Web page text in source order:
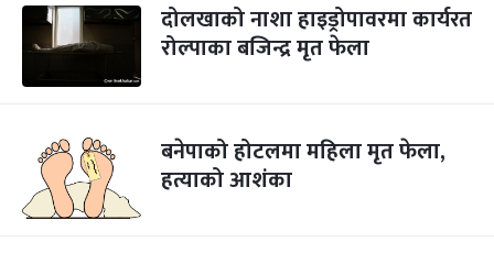
दोलखाको नाशा हाइड्रोपावरमा कार्यरत
रोल्पाका बजिन्द्र मृत फेला
बनेपाको होटलमा महिला मृत फेला,
हत्याको आशंका